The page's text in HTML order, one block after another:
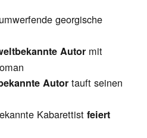
georgische
Autor mit
Autor tauft seinen
Kabarettistfeiert